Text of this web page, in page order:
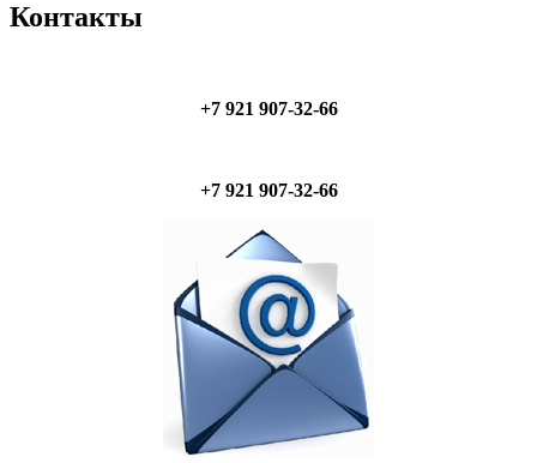
Контакты
+7 921 907-32-66
+7 921 907-32-66